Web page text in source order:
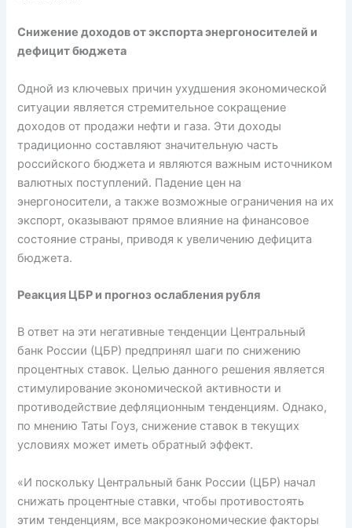
Снижение доходов от экспорта энергоносителей и
дефицит бюджета
Одной из ключевых причин ухудшения экономической
ситуации является стремительное сокращение
доходов от продажи нефти и газа. Эти доходы
традиционно составляют значительную часть
российского бюджета и являются важным источником
валютных поступлений. Падение цен на
энергоносители, а также возможные ограничения на их
экспорт, оказывают прямое влияние на финансовое
состояние страны, приводя к увеличению дефицита
бюджета.
Реакция ЦБР и прогноз ослабления рубля
В ответ на эти негативные тенденции Центральный
банк России (ЦБР) предпринял шаги по снижению
процентных ставок. Целью данного решения является
стимулирование экономической активности и
противодействие дефляционным тенденциям. Однако,
по мнению Таты Гоуз, снижение ставок в текущих
условиях может иметь обратный эффект.
«И поскольку Центральный банк России (ЦБР) начал
снижать процентные ставки, чтобы противостоять
этим тенденциям, все макроэкономические факторы